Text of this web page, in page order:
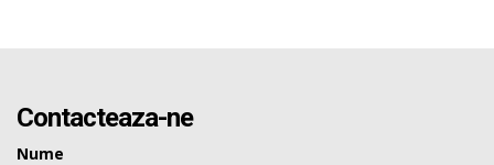
Contacteaza-ne
Nume